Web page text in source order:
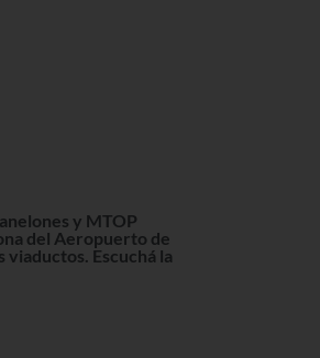
y MTOP
del Aeropuerto de
viaductos. Escuchá la